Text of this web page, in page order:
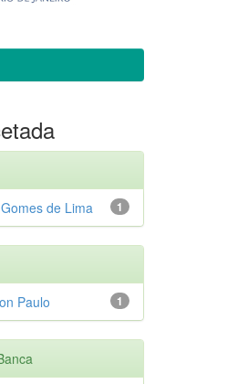
1
de Lima
1
Paulo